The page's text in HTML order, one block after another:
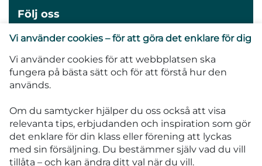
Följ oss
Kirrat och Klart hjälper klassen, laget, klubben
och föreningen att snabbt tjäna pengar till det
gemensamma målet. Tjäna pengar till
klasskassan, lagkassan, klubbkassan. Enklaste
sättet att tjäna pengar. Vi erbjuder högst
förtjänst på marknaden - ni behåller alltid 50% i
vinst när ni säljer våra högkvalitativa ljus.
Vi använder cookies – för att göra det enklare för dig
Vi använder cookies för att webbplatsen ska
fungera på bästa sätt och för att förstå hur den
används.
Om du samtycker hjälper du oss också att visa
relevanta tips, erbjudanden och inspiration som gör
det enklare för din klass eller förening att lyckas
med sin försäljning. Du bestämmer själv vad du vill
tillåta – och kan ändra ditt val när du vill.